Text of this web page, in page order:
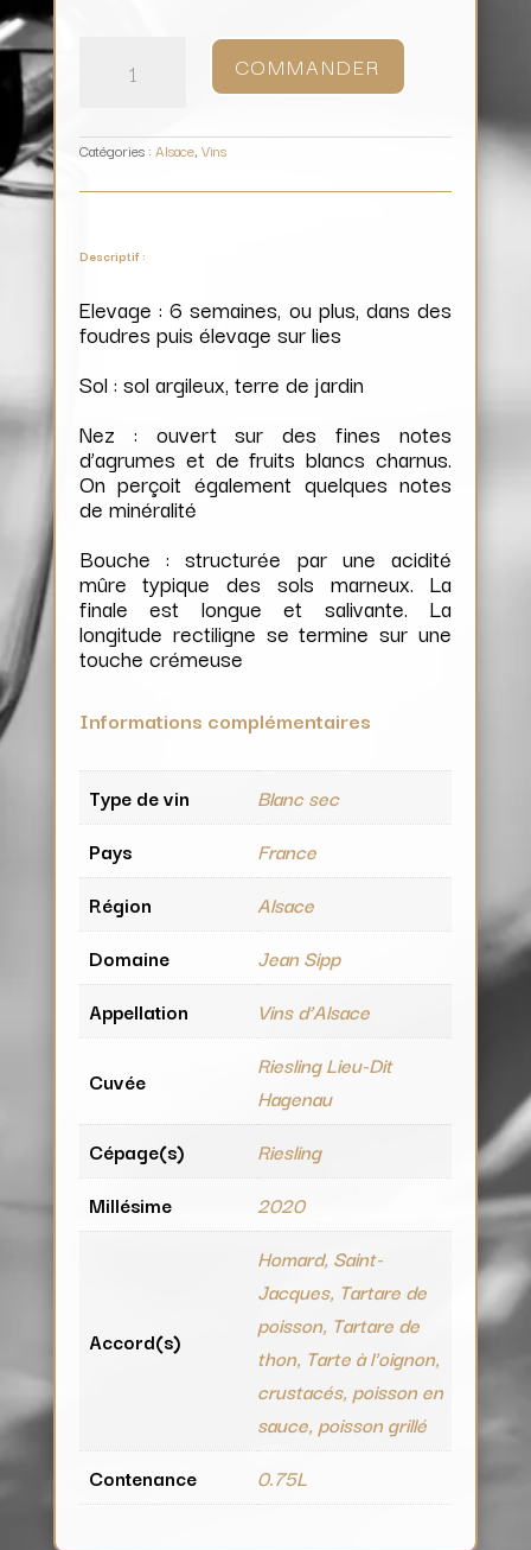
Sipp
COMMANDER
Catégories : Alsace, Vins
Descriptif :
Elevage : 6 semaines, ou plus, dans des
foudres puis élevage sur lies
Sol : sol argileux, terre de jardin
Nez : ouvert sur des fines notes
d’agrumes et de fruits blancs charnus.
On perçoit également quelques notes
de minéralité
Bouche : structurée par une acidité
mûre typique des sols marneux. La
finale est longue et salivante. La
longitude rectiligne se termine sur une
touche crémeuse
Informations complémentaires
Type de vin
Blanc sec
Pays
France
Région
Alsace
Domaine
Jean Sipp
Appellation
Vins d’Alsace
Cuvée
Riesling Lieu-Dit
Hagenau
Cépage(s)
Riesling
Millésime
2020
Accord(s)
Homard, Saint-
Jacques, Tartare de
poisson, Tartare de
thon, Tarte à l'oignon,
crustacés, poisson en
sauce, poisson grillé
Contenance
0.75L